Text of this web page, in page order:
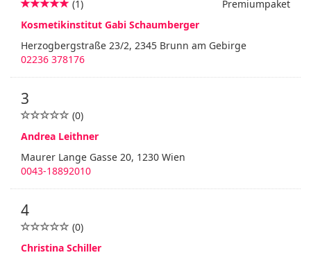
Premiumpaket
(1)
Kosmetikinstitut Gabi Schaumberger
Herzogbergstraße 23/2, 2345 Brunn am Gebirge
02236 378176
3
(0)
Andrea Leithner
Maurer Lange Gasse 20, 1230 Wien
0043-18892010
4
(0)
Christina Schiller